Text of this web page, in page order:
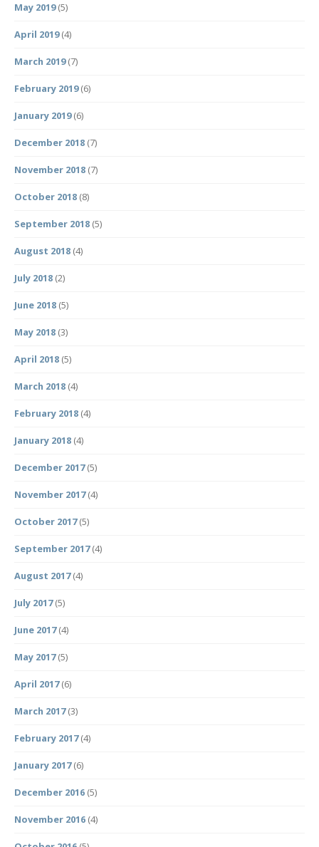
May 2019(5)
April 2019(4)
March 2019(7)
February 2019(6)
January 2019(6)
December 2018 (7)
November 2018 (7)
October 2018 (8)
September 2018 (5)
August 2018 (4)
July 2018 (2)
June 2018 (5)
May 2018 (3)
April 2018 (5)
March 2018 (4)
February 2018 (4)
January 2018 (4)
December 2017(5)
November 2017(4)
October 2017(5)
September 2017(4)
August 2017(4)
July 2017(5)
June 2017(4)
May 2017(5)
April 2017(6)
March 2017(3)
February 2017(4)
January 2017(6)
December 2016 (5)
November 2016 (4)